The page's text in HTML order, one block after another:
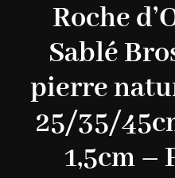
Roche
Sablé
pierre
25/35/
1,5cm –